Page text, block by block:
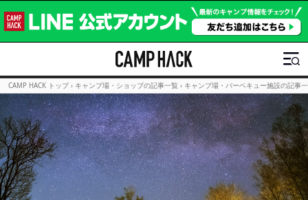
CAMP HACK トップ › キャンプ場・ショップの記事一覧 › キャンプ場・バーベキュー施設の記事